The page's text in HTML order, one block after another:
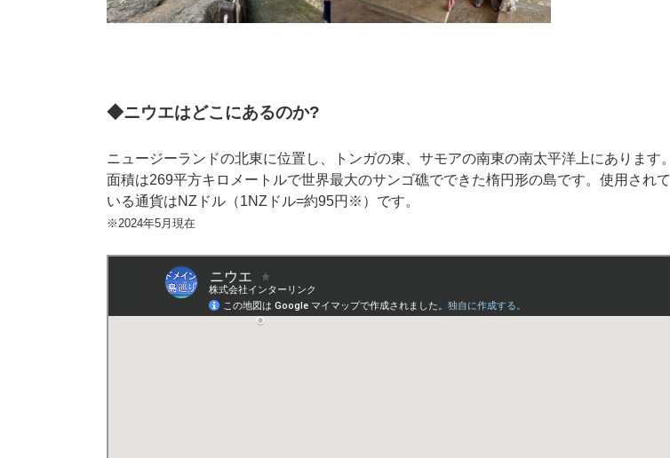
◆ニウエはどこにあるのか?
ニュージーランドの北東に位置し、トンガの東、サモアの南東の南太平洋上にあります。
面積は269平方キロメートルで世界最大のサンゴ礁でできた楕円形の島です。使用されて
いる通貨はNZドル（1NZドル=約95円※）です。
※2024年5月現在